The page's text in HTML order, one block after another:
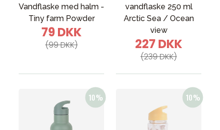
Vandflaske med halm -
Tiny farm Powder
79 DKK
(99 DKK)
vandflaske 250 ml
Arctic Sea / Ocean
view
227 DKK
(239 DKK)